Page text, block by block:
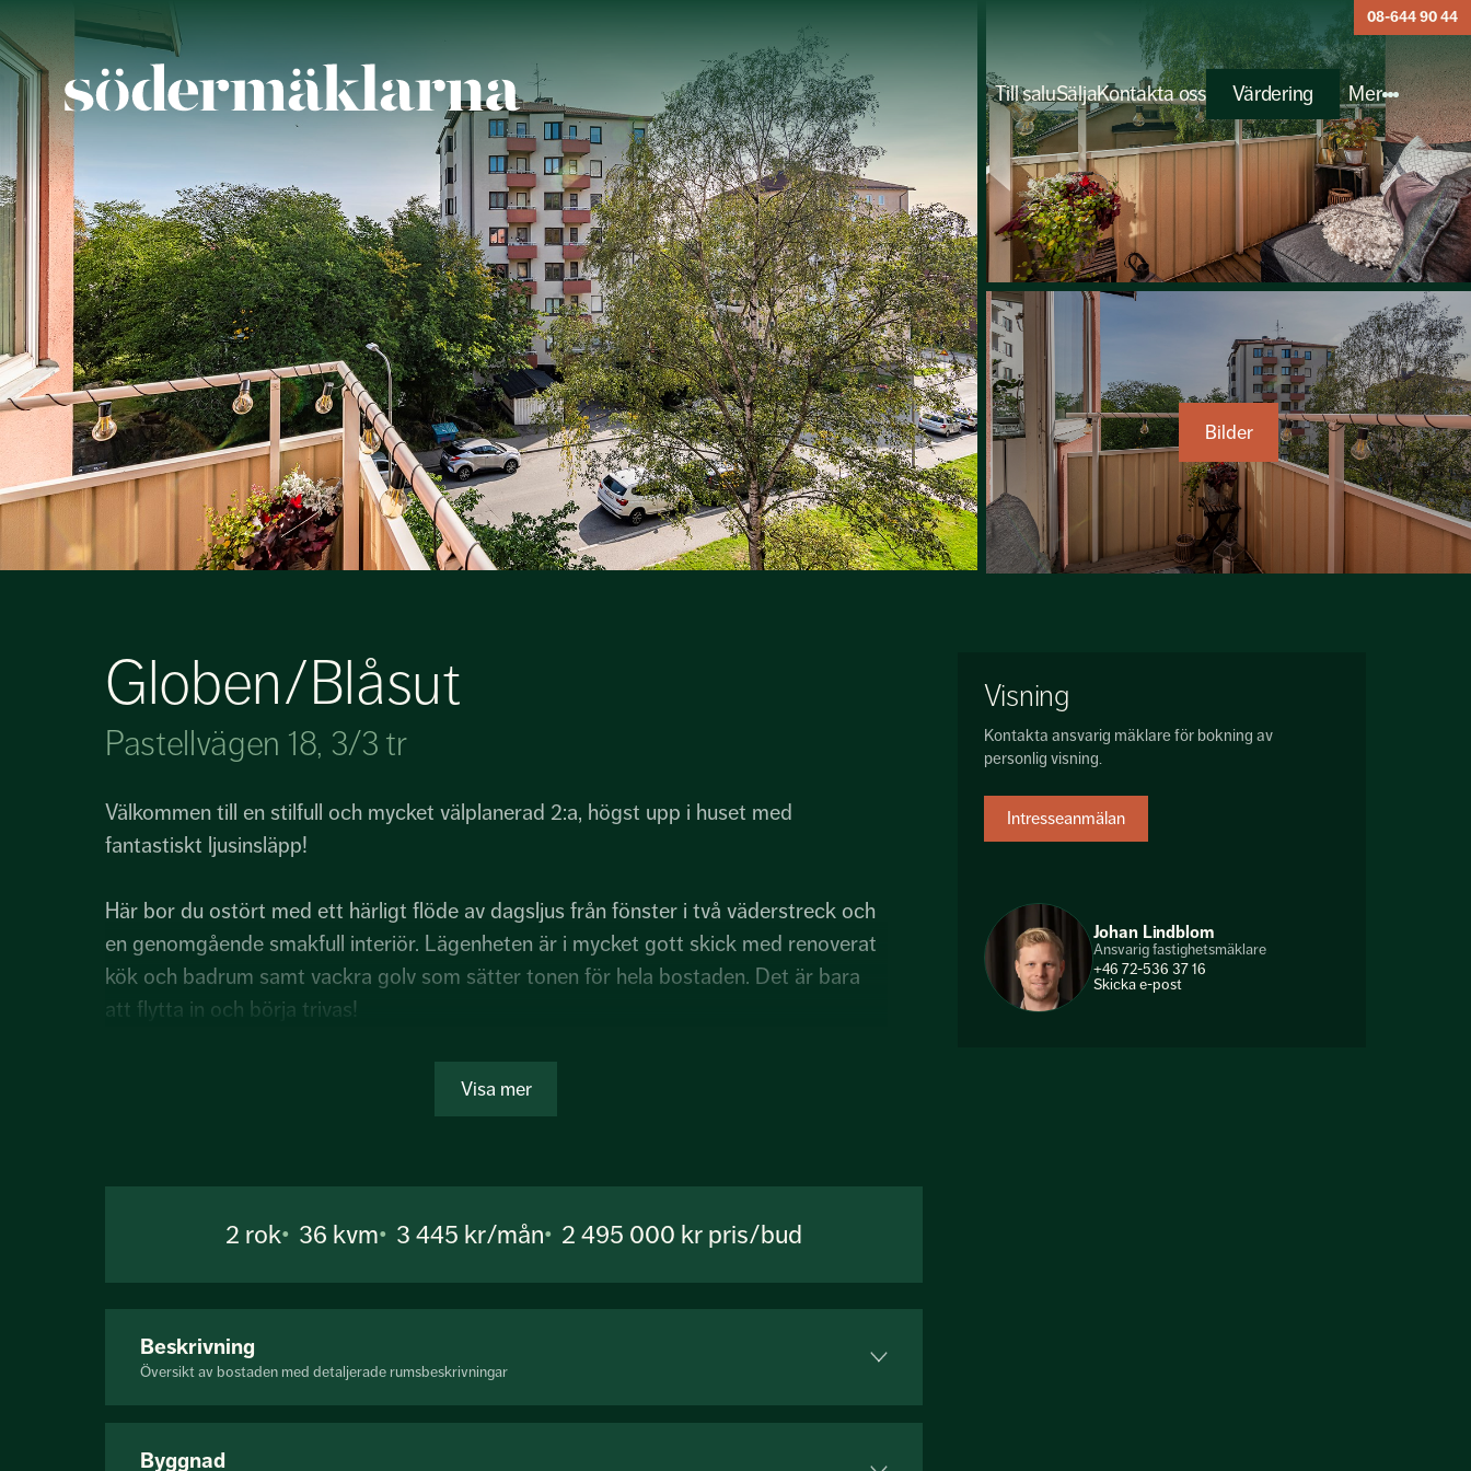
Till saluSäljaKontakta oss Värdering Mer
08-644 90 44
Bilder
Pastellvägen 18, 3/3 tr
Globen/Blåsut
Välkommen till en stilfull och mycket välplanerad 2:a, högst upp i huset med
fantastiskt ljusinsläpp!
Här bor du ostört med ett härligt flöde av dagsljus från fönster i två väderstreck och
en genomgående smakfull interiör. Lägenheten är i mycket gott skick med renoverat
kök och badrum samt vackra golv som sätter tonen för hela bostaden. Det är bara
att flytta in och börja trivas!
Ett ypperligt läge med närhet till Tele2 Arena och Globenområdets breda utbud av
Visa mer
2 rok 36 kvm 3 445 kr/mån 2 495 000 kr pris/bud
Beskrivning
Översikt av bostaden med detaljerade rumsbeskrivningar
Byggnad
Visning
Kontakta ansvarig mäklare för bokning av
personlig visning.
Intresseanmälan
Johan Lindblom
Ansvarig fastighetsmäklare
+46 72-536 37 16
Skicka e-post